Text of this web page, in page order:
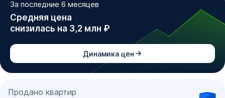
За последние 6 месяцев
Средняя цена
снизилась на 3,2 млн ₽
Динамика цен
Продано квартир